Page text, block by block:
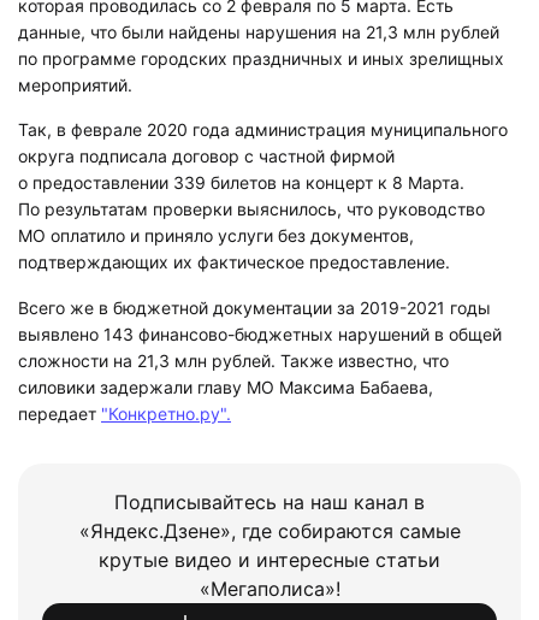
которая проводилась со 2 февраля по 5 марта. Есть
данные, что были найдены нарушения на 21,3 млн рублей
по программе городских праздничных и иных зрелищных
мероприятий.
Так, в феврале 2020 года администрация муниципального
округа подписала договор с частной фирмой
о предоставлении 339 билетов на концерт к 8 Марта.
По результатам проверки выяснилось, что руководство
МО оплатило и приняло услуги без документов,
подтверждающих их фактическое предоставление.
Всего же в бюджетной документации за 2019-2021 годы
выявлено 143 финансово-бюджетных нарушений в общей
сложности на 21,3 млн рублей. Также известно, что
силовики задержали главу МО Максима Бабаева,
передает "Конкретно.ру".
Подписывайтесь на наш канал в
«Яндекс.Дзене», где собираются самые
крутые видео и интересные статьи
«Мегаполиса»!